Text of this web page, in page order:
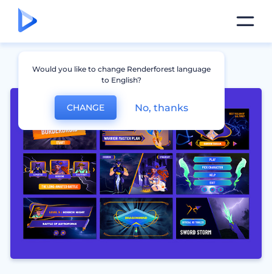
Would you like to change Renderforest language
to English?
CHANGE No, thanks